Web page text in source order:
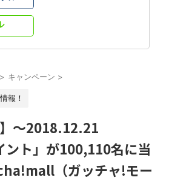
> キャンペーン >
報！
】～2018.12.21
ント」が100,110名に当
（ガッチャ!モー